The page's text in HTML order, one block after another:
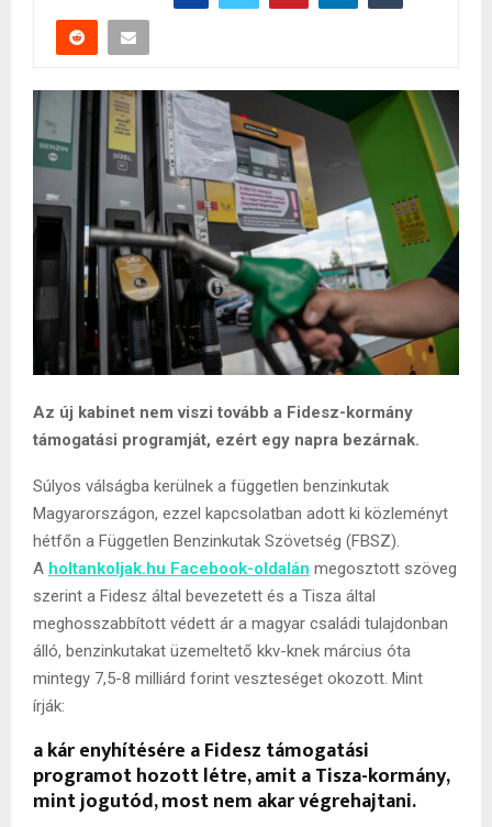
Az új kabinet nem viszi tovább a Fidesz-kormány
támogatási programját, ezért egy napra bezárnak.
Súlyos válságba kerülnek a független benzinkutak
Magyarországon, ezzel kapcsolatban adott ki közleményt
hétfőn a Független Benzinkutak Szövetség (FBSZ).
A holtankoljak.hu Facebook-oldalán megosztott szöveg
szerint a Fidesz által bevezetett és a Tisza által
meghosszabbított védett ár a magyar családi tulajdonban
álló, benzinkutakat üzemeltető kkv-knek március óta
mintegy 7,5-8 milliárd forint veszteséget okozott. Mint
írják:
a kár enyhítésére a Fidesz támogatási
programot hozott létre, amit a Tisza-kormány,
mint jogutód, most nem akar végrehajtani.